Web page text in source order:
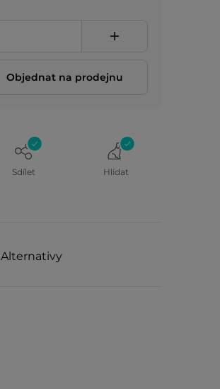
Objednat na prodejnu
Sdílet Hlídat
Alternativy